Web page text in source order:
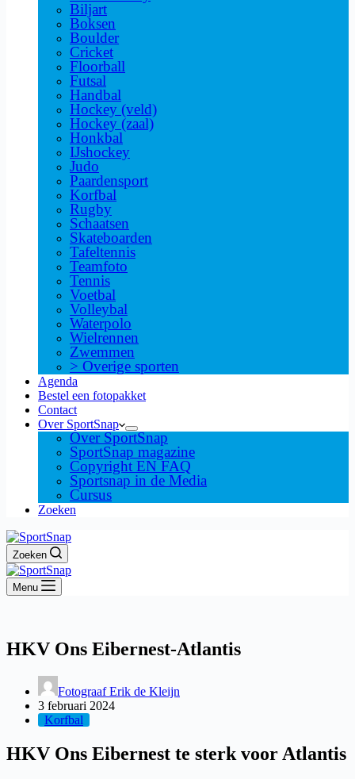
Biljart
Boksen
Boulder
Cricket
Floorball
Futsal
Handbal
Hockey (veld)
Hockey (zaal)
Honkbal
IJshockey
Judo
Paardensport
Korfbal
Rugby
Schaatsen
Skateboarden
Tafeltennis
Teamfoto
Tennis
Voetbal
Volleybal
Waterpolo
Wielrennen
Zwemmen
> Overige sporten
Agenda
Bestel een fotopakket
Contact
Over SportSnap
Over SportSnap
SportSnap magazine
Copyright EN FAQ
Sportsnap in de Media
Cursus
Zoeken
Zoeken
Menu
HKV Ons Eibernest-Atlantis
Fotograaf Erik de Kleijn
3 februari 2024
Korfbal
HKV Ons Eibernest te sterk voor Atlantis